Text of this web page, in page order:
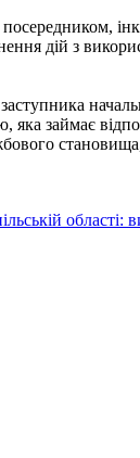
дій з
займає
області: